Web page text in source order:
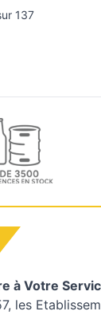
137
à Votre
les